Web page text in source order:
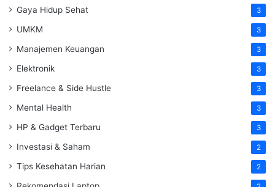
Gaya Hidup Sehat 3
UMKM 3
Manajemen Keuangan 3
Elektronik 3
Freelance & Side Hustle 3
Mental Health 3
HP & Gadget Terbaru 3
Investasi & Saham 2
Tips Kesehatan Harian 2